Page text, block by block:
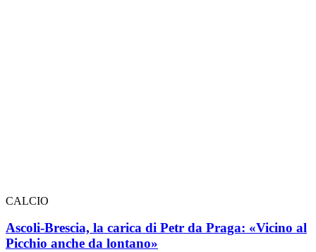
CALCIO
Ascoli-Brescia, la carica di Petr da Praga: «Vicino al
Picchio anche da lontano»